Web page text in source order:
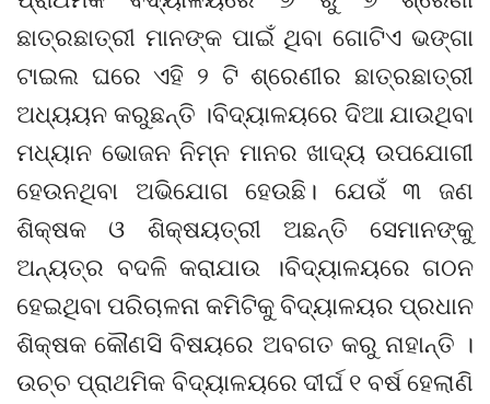
ଛାତ୍ରଛାତ୍ରୀ ମାନଙ୍କ ପାଇଁ ଥିବା ଗୋଟିଏ ଭଙ୍ଗା
ଟାଇଲ ଘରେ ଏହି ୨ ଟି ଶ୍ରେଣୀର ଛାତ୍ରଛାତ୍ରୀ
ଅଧ୍ୟୟନ କରୁଛନ୍ତି ।ବିଦ୍ୟାଳୟରେ ଦିଆ ଯାଉଥିବା
ମଧ୍ୟାନ ଭୋଜନ ନିମ୍ନ ମାନର ଖାଦ୍ୟ ଉପଯୋଗୀ
ହେଉନଥିବା ଅଭିଯୋଗ ହେଉଛି। ଯେଉଁ ୩ ଜଣ
ଶିକ୍ଷକ ଓ ଶିକ୍ଷୟତ୍ରୀ ଅଛନ୍ତି ସେମାନଙ୍କୁ
ଅନ୍ୟତ୍ର ବଦଳି କରାଯାଉ ।ବିଦ୍ୟାଳୟରେ ଗଠନ
ହେଇଥିବା ପରିଚାଳନା କମିଟିକୁ ବିଦ୍ୟାଳୟର ପ୍ରଧାନ
ଶିକ୍ଷକ କୌଣସି ବିଷୟରେ ଅବଗତ କରୁ ନାହାନ୍ତି ।
ଉଚ୍ଚ ପ୍ରାଥମିକ ବିଦ୍ୟାଳୟରେ ଦୀର୍ଘ ୧ ବର୍ଷ ହେଲାଣି